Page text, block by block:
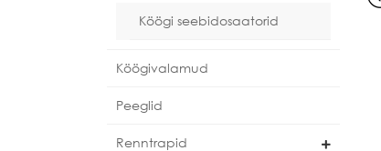
Köögi seebidosaatorid
Köögivalamud
Peeglid
Renntrapid